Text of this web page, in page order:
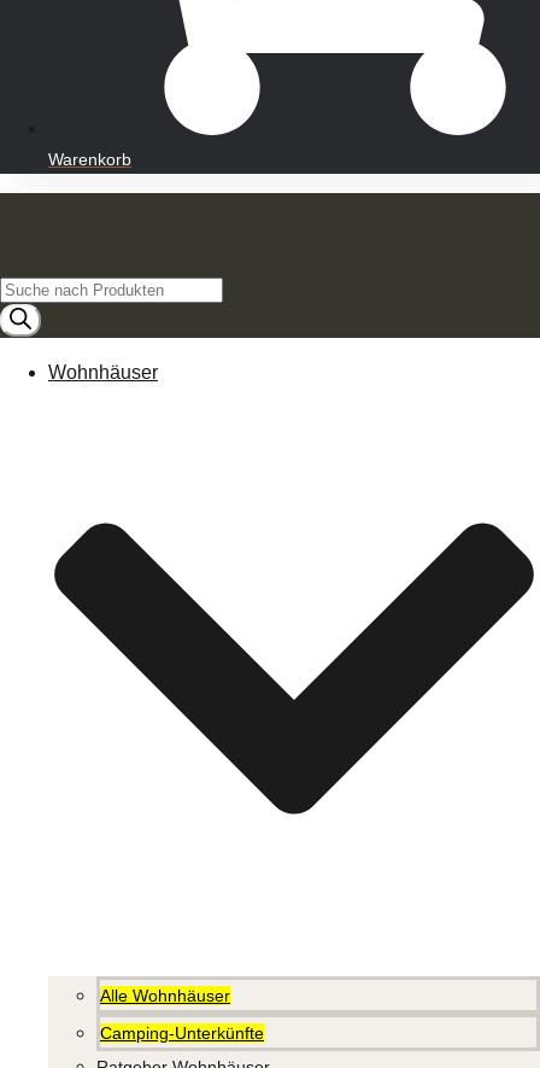
Warenkorb
Products
search
Wohnhäuser
Alle Wohnhäuser
Camping-Unterkünfte